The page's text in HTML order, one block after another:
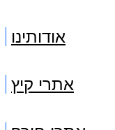
אודותינו
אתרי קיץ